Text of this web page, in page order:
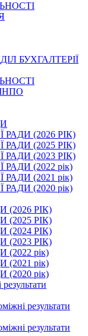
БУХГАЛТЕРІЇ
(2026 РІК)
(2025 РІК)
(2023 РІК)
(2022 рік)
(2021 рік)
(2020 рік)
РІК)
РІК)
РІК)
РІК)
рік)
рік)
рік)
результати
результати